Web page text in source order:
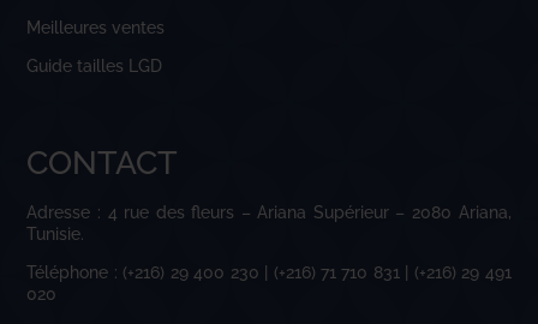
Meilleures ventes
Guide tailles LGD
CONTACT
Adresse : 4 rue des fleurs – Ariana Supérieur – 2080 Ariana,
Tunisie.
Téléphone : (+216) 29 400 230 | (+216) 71 710 831 | (+216) 29 491
020